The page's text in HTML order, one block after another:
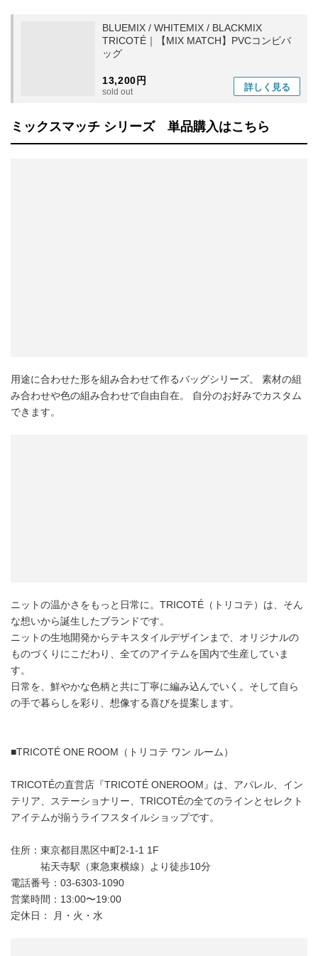
BLUEMIX / WHITEMIX / BLACKMIX
TRICOTÉ｜【MIX MATCH】PVCコンビバ
ッグ
13,200円
sold out 詳しく 見る
ミックスマッチ シリーズ 単品購入はこちら
用途に合わせた形を組み合わせて作るバッグシリーズ。 素材の組
み合わせや色の組み合わせで自由自在。 自分のお好みでカスタム
できます。
ニットの温かさをもっと日常に。TRICOTÉ（トリコテ）は、そん
な想いから誕生したブランドです。
ニットの生地開発からテキスタイルデザインまで、オリジナルの
ものづくりにこだわり、全てのアイテムを国内で生産していま
す。
日常を、鮮やかな色柄と共に丁寧に編み込んでいく。そして自ら
の手で暮らしを彩り、想像する喜びを提案します。
■TRICOTÉ ONE ROOM（トリコテ ワン ルーム）
TRICOTÉの直営店『TRICOTÉ ONEROOM』は、アパレル、イン
テリア、ステーショナリー、TRICOTÉの全てのラインとセレクト
アイテムが揃うライフスタイルショップです。
住所：東京都目黒区中町2-1-1 1F
祐天寺駅（東急東横線）より徒歩10分
電話番号：03-6303-1090
営業時間：13:00〜19:00
定休日： 月・火・水